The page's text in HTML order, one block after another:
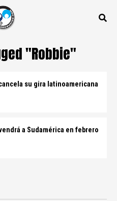
"Robbie"
su gira latinoamericana
a Sudamérica en febrero